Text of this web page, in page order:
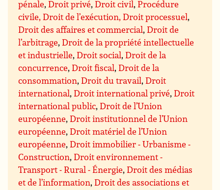
pénale,Droit privé,Droit civil,Procédure
civile, Droit de l’exécution, Droit processuel,
Droit des affaires et commercial,Droit de
l’arbitrage,Droit de la propriété intellectuelle
et industrielle,Droit social,Droit de la
concurrence,Droit fiscal,Droit de la
consommation,Droit du travail,Droit
international,Droit international privé,Droit
international public,Droit de l’Union
européenne,Droit institutionnel de l’Union
européenne,Droit matériel de l’Union
européenne,Droit immobilier - Urbanisme -
Construction,Droit environnement -
Transport - Rural - Énergie,Droit des médias
et de l’information,Droit des associations et